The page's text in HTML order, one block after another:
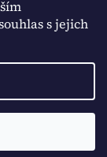
s jejich
práva